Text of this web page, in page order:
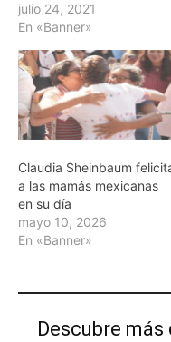
cuánto, pero acá ando, de
nuevo compartiéndome e
encontrarnos. Los meses
siguen pasando y la
pandemia permanece,
menos fuerte pero latente
aún, muchos se han
julio 24, 2021
En «Banner»
Claudia Sheinbaum
a las mamás mexicanas
en su día
mayo 10, 2026
En «Banner»
Descubre